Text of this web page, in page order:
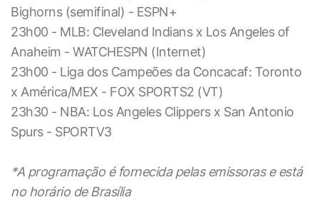
Bighorns (semifinal) - ESPN+
23h00 - MLB: Cleveland Indians x Los Angeles of
Anaheim - WATCHESPN (Internet)
23h00 - Liga dos Campeões da Concacaf: Toronto
x América/MEX - FOX SPORTS2 (VT)
23h30 - NBA: Los Angeles Clippers x San Antonio
Spurs - SPORTV3
*A programação é fornecida pelas emissoras e está
no horário de Brasília